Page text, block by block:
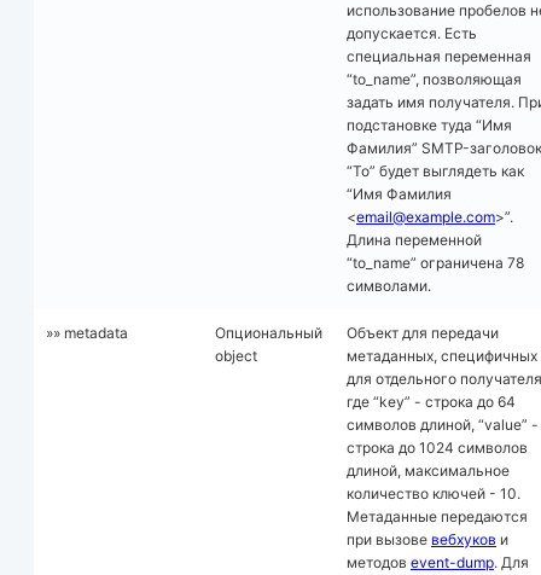
использование пробелов
допускается. Есть
специальная переменная
“to_name”, позволяющая
задать имя получателя.
подстановке туда “Имя
Фамилия” SMTP-заголовок
“To” будет выглядеть как
“Имя Фамилия
<email@example.com>”.
Длина переменной
“to_name” ограничена 78
символами.
»» metadata
Опциональный
object
Объект для передачи
метаданных, специфичных
для отдельного
где “key” - строка до 64
символов длиной, “value” -
строка до 1024 символов
длиной, максимальное
количество ключей - 10.
Метаданные передаются
при вызове вебхуков и
методов event-dump. Для